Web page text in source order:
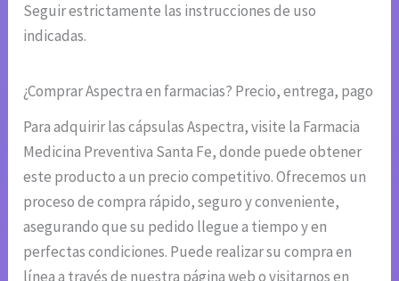
Seguir estrictamente las instrucciones de uso
indicadas.
¿Comprar Aspectra en farmacias? Precio, entrega, pago
Para adquirir las cápsulas Aspectra, visite la Farmacia
Medicina Preventiva Santa Fe, donde puede obtener
este producto a un precio competitivo. Ofrecemos un
proceso de compra rápido, seguro y conveniente,
asegurando que su pedido llegue a tiempo y en
perfectas condiciones. Puede realizar su compra en
línea a través de nuestra página web o visitarnos en